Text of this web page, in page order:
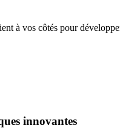
à vos côtés pour
innovantes